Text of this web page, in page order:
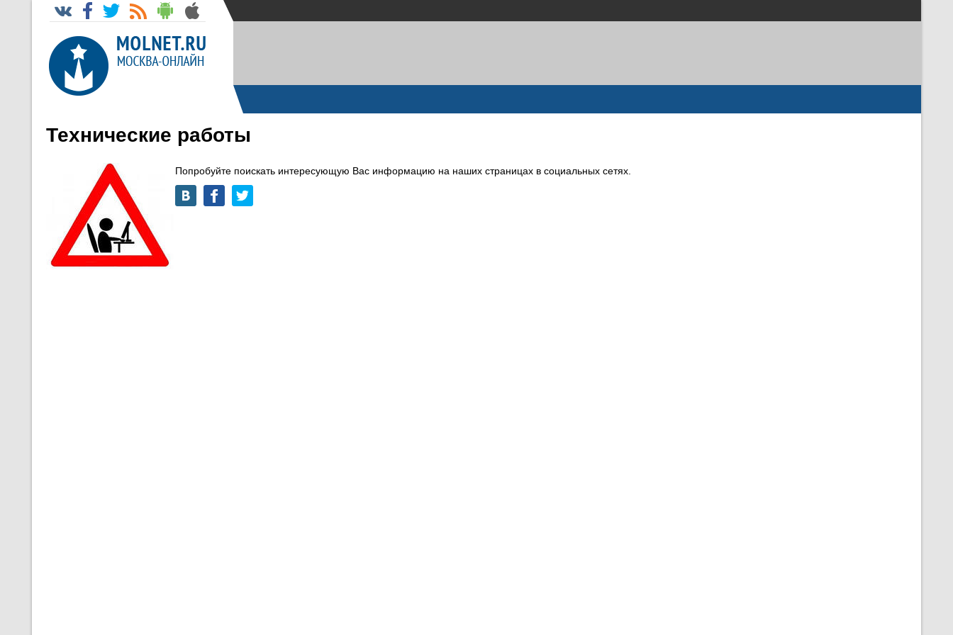
Технические работы
Попробуйте поискать интересующую Вас информацию на наших страницах в социальных сетях.